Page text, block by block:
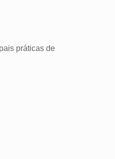
práticas de